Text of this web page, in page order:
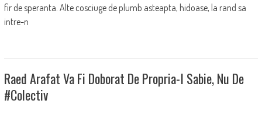
fir de speranta. Alte cosciuge de plumb asteapta, hidoase, la rand sa
intre-n
Raed Arafat Va Fi Doborat De Propria-I Sabie, Nu De
#Colectiv